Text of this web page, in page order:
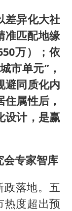
夜被收150元
吗
酒店花洒现排泄物住客索赔遭拒
课
36岁男演员成景区NPC后人气爆棚
筑健康中国
差异化大社
准匹配地缘
万）；依
市单元”，
避同质化内
属性后，
设计，是赢
专家智库
政落地。五
热度超出预